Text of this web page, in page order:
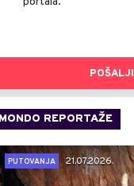
POŠALJI
MONDO REPORTAŽE
PUTOVANJA
21.07.2026.